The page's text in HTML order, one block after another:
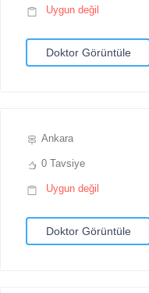
Uygun değil
Doktor Görüntüle
Ankara
0 Tavsiye
Uygun değil
Doktor Görüntüle